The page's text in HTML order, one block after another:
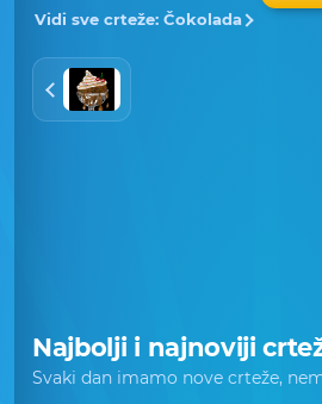
Vidi sve crteže: Čokolada
Najbolji i najnoviji
Svaki dan imamo nove crteže,